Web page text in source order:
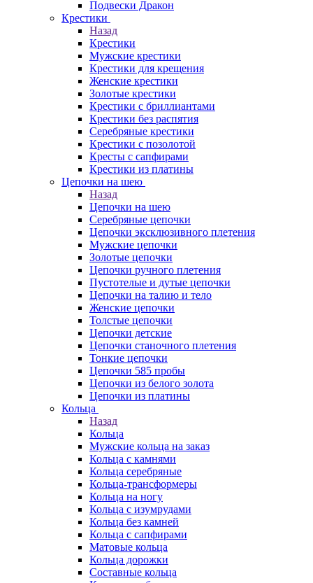
Подвески Дракон
Крестики
Назад
Крестики
Мужские крестики
Крестики для крещения
Женские крестики
Золотые крестики
Крестики с бриллиантами
Крестики без распятия
Серебряные крестики
Крестики с позолотой
Кресты с сапфирами
Крестики из платины
Цепочки на шею
Назад
Цепочки на шею
Серебряные цепочки
Цепочки эксклюзивного плетения
Мужские цепочки
Золотые цепочки
Цепочки ручного плетения
Пустотелые и дутые цепочки
Цепочки на талию и тело
Женские цепочки
Толстые цепочки
Цепочки детские
Цепочки станочного плетения
Тонкие цепочки
Цепочки 585 пробы
Цепочки из белого золота
Цепочки из платины
Кольца
Назад
Кольца
Мужские кольца на заказ
Кольца с камнями
Кольца серебряные
Кольца-трансформеры
Кольца на ногу
Кольца с изумрудами
Кольца без камней
Кольца с сапфирами
Матовые кольца
Кольца дорожки
Составные кольца